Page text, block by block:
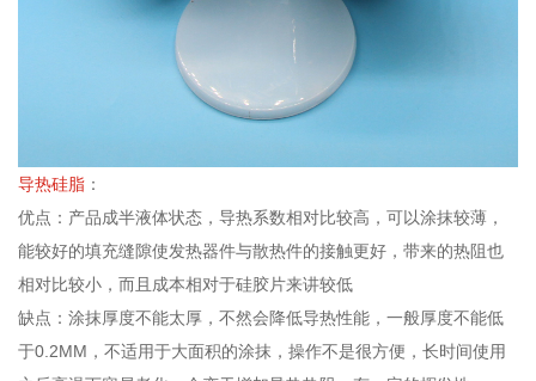
导热硅脂 ：
优点：产品成半液体状态，导热系数相对比较高，可以涂抹较薄，
能较好的填充缝隙使发热器件与散热件的接触更好，带来的热阻也
相对比较小，而且成本相对于硅胶片来讲较低
缺点：涂抹厚度不能太厚，不然会降低导热性能，一般厚度不能低
于0.2MM，不适用于大面积的涂抹，操作不是很方便，长时间使用